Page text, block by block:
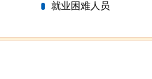
就业困难人员